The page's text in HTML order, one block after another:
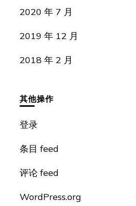
2020 年 7 月
2019 年 12 月
2018 年 2 月
其他操作
登录
条目 feed
评论 feed
WordPress.org